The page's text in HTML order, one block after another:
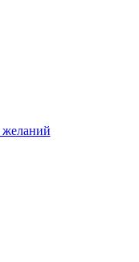
желаний